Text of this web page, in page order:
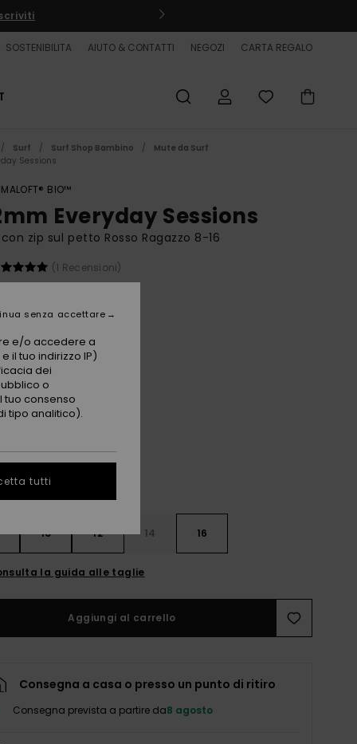
SOSTENIBILITA AIUTO & CONTATTI NEGOZI CARTA REGALO
Surf Surf Shop Bambino
Mute da Surf
Sessions
BIO™
Everyday Sessions
zip sul petto Rosso Ragazzo 8-16
(1 Recensioni)
€
High Risk Red
10 12 14 16
la guida alle taglie
Aggiungi al carrello
Consegna a casa o presso un punto di ritiro
Consegna prevista a partire da8 agosto
e/o accedere a
il tuo indirizzo IP)
dei
o
tuo consenso
tipo analitico).
senza accettare
tutti